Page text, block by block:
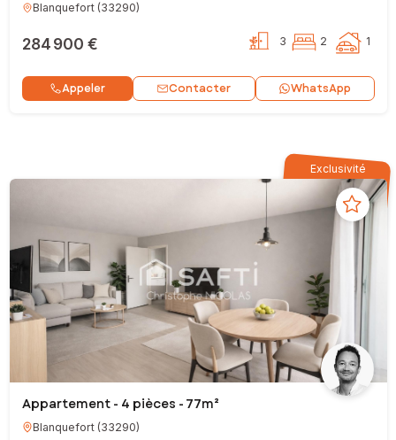
Blanquefort(33290)
284 900 € 3 2 1
Appeler Contacter WhatsApp
Exclusivité
Appartement - 4 pièces - 77m²
Blanquefort(33290)